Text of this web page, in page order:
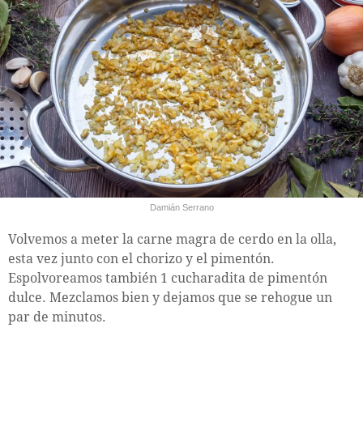
Damián Serrano
Volvemos a meter la carne magra de cerdo en la olla,
esta vez junto con el chorizo y el pimentón.
Espolvoreamos también 1 cucharadita de pimentón
dulce. Mezclamos bien y dejamos que se rehogue un
par de minutos.